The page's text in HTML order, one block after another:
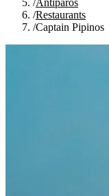
/Antiparos
/Restaurants
/Captain Pipinos